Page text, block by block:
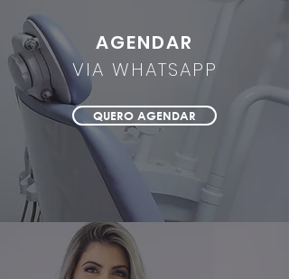
AGENDAR
VIA WHATSAPP
QUERO AGENDAR